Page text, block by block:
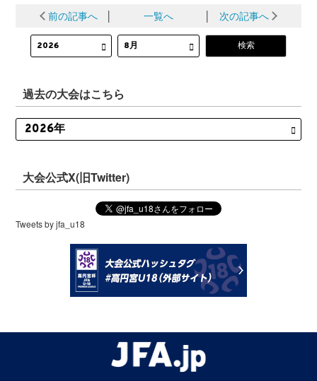
前の記事へ │ 一覧へ │ 次の記事へ
過去の大会はこちら
大会公式X(旧Twitter)
Tweets by jfa_u18